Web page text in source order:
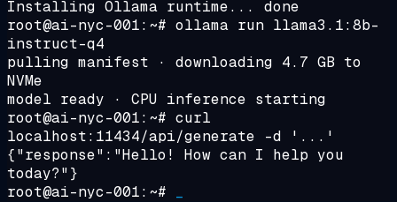
Installing Ollama runtime... done
root@ai-nyc-001:~# ollama run llama3.1:8b-
instruct-q4
pulling manifest · downloading 4.7 GB to
NVMe
model ready · CPU inference starting
root@ai-nyc-001:~# curl
localhost:11434/api/generate -d '...'
{"response":"Hello! How can I help you
today?"}
root@ai-nyc-001:~#